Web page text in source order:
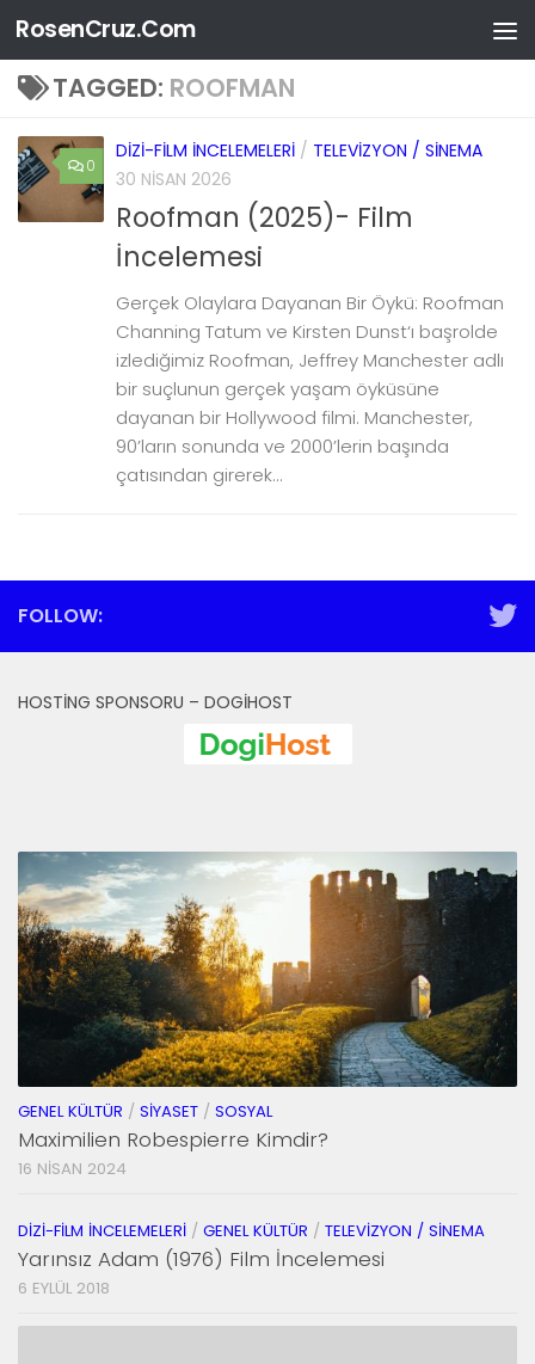
Skip to content
RosenCruz.Com
TAGGED: ROOFMAN
0
DIZI-FILM İNCELEMELERI / TELEVIZYON / SINEMA
30 NISAN 2026
Roofman (2025)- Film
İncelemesi
Gerçek Olaylara Dayanan Bir Öykü: Roofman
Channing Tatum ve Kirsten Dunst‘ı başrolde
izlediğimiz Roofman, Jeffrey Manchester adlı
bir suçlunun gerçek yaşam öyküsüne
dayanan bir Hollywood filmi. Manchester,
90’ların sonunda ve 2000’lerin başında
çatısından girerek...
FOLLOW:
HOSTING SPONSORU – DOGIHOST
GENEL KÜLTÜR / SIYASET / SOSYAL
Maximilien Robespierre Kimdir?
16 NISAN 2024
DIZI-FILM İNCELEMELERI / GENEL KÜLTÜR / TELEVIZYON / SINEMA
Yarınsız Adam (1976) Film İncelemesi
6 EYLÜL 2018